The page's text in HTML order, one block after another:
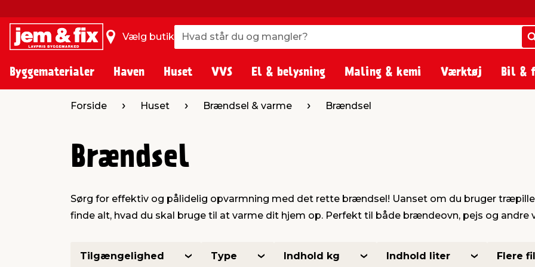
Vælg butik Hvad står du og mangler?
Hvad står du og mangler?
Byggematerialer Haven Huset VVS El & belysning Maling & kemi Værktøj Bil &
Forside Huset Brændsel & varme Brændsel
Brændsel
Sørg for effektiv og pålidelig opvarmning med det rette brændsel! Uanset om du bruger
finde alt, hvad du skal bruge til at varme dit hjem op. Perfekt til både brændeovn, pejs og andre
Tilgængelighed Type Indhold kg Indhold liter Flere